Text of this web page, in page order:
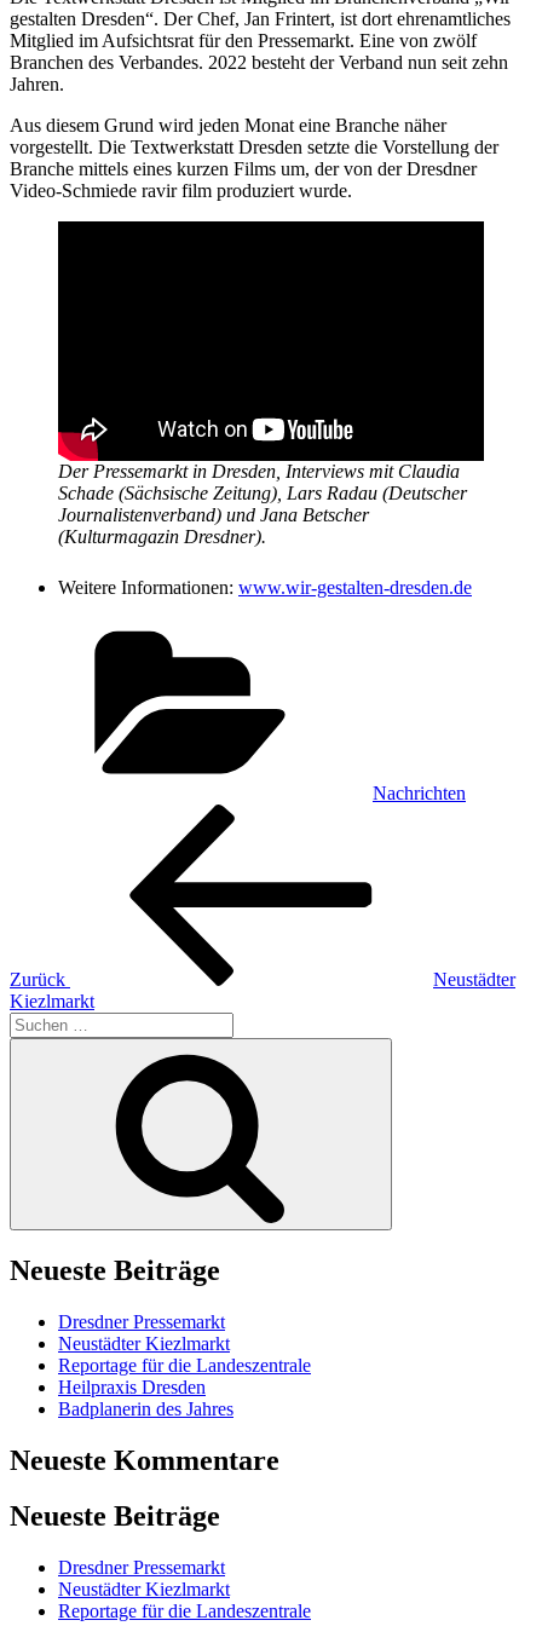
gestalten Dresden“. Der Chef, Jan Frintert, ist dort ehrenamtliches
Mitglied im Aufsichtsrat für den Pressemarkt. Eine von zwölf
Branchen des Verbandes. 2022 besteht der Verband nun seit zehn
Jahren.
Aus diesem Grund wird jeden Monat eine Branche näher
vorgestellt. Die Textwerkstatt Dresden setzte die Vorstellung der
Branche mittels eines kurzen Films um, der von der Dresdner
Video-Schmiede ravir film produziert wurde.
Der Pressemarkt in Dresden, Interviews mit Claudia
Schade (Sächsische Zeitung), Lars Radau (Deutscher
Journalistenverband) und Jana Betscher
(Kulturmagazin Dresdner).
Weitere Informationen: www.wir-gestalten-dresden.de
Nachrichten
Beitragsnavigation
Zurück
Neustädter
Kiezlmarkt
Suche
nach:
Neueste Beiträge
Dresdner Pressemarkt
Neustädter Kiezlmarkt
Reportage für die Landeszentrale
Heilpraxis Dresden
Badplanerin des Jahres
Neueste Kommentare
Neueste Beiträge
Dresdner Pressemarkt
Neustädter Kiezlmarkt
Reportage für die Landeszentrale